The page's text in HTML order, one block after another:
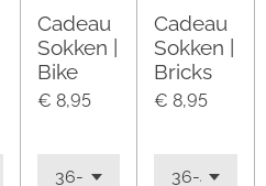
Cadeau
Sokken |
Bike
€ 8,95
Cadeau
Sokken |
Bricks
€ 8,95